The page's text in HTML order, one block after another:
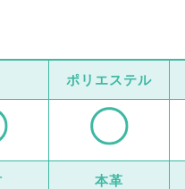
ポリエステル
本革